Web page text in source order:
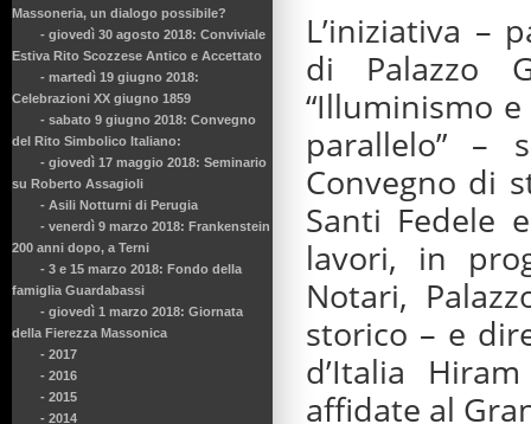
Massoneria, un dialogo possibile?
- giovedì 30 agosto 2018: Conviviale
Estiva Rito Scozzese Antico e Accettato
- martedì 19 giugno 2018:
Celebrazioni XX giugno 1859
- sabato 9 giugno 2018: Convegno
del Rito Simbolico Italiano:
- giovedì 17 maggio 2018: Seminario
su Roberto Assagioli
- Asili Notturni di Perugia
- venerdì 9 marzo 2018: Frankenstein
200 anni dopo, a Terni
- 3 e 15 marzo 2018: Fondo della
famiglia Guardabassi
- giovedì 1 marzo 2018: Giornata
della Fierezza Massonica
- 2017
- 2016
- 2015
- 2014
L’iniziativa –
di Palazzo
“Illuminismo
parallelo” –
Convegno di
Santi Fedele
lavori, in
Notari,
storico – e
d’Italia
affidate al